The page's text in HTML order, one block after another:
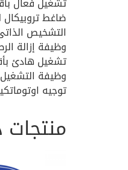
ضاغط تروبيكال
التشخيص
وظيفة إزالة
تشغيل هادئ
وظيفة
توجيه